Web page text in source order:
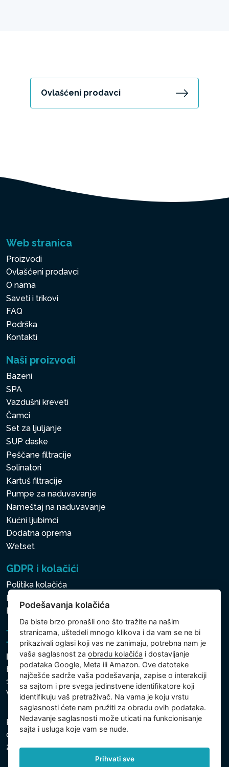
Ovlašćeni prodavci
Web stranica
Proizvodi
Ovlašćeni prodavci
O nama
Saveti i trikovi
FAQ
Podrška
Kontakti
Naši proizvodi
Bazeni
SPA
Vazdušni kreveti
Čamci
Set za ljuljanje
SUP daske
Peščane filtracije
Solinatori
Kartuš filtracije
Pumpe za naduvavanje
Nameštaj na naduvavanje
Kućni ljubimci
Dodatna oprema
Wetset
GDPR i kolačići
Politika kolačića
Politika zaštite ličnih i drugih obrađivanih podataka
Politika kolačića
Intex Trading, s.r.o.
Hradecká 2526/3
130 00 Praha 3
Vinohrady - Česká republika
Kompanija je registrovana u Opštinskom sudu u Pragu,
odeljak C, uložak 74759, Identifikacioni broj kompanije:
26150808, Poreski identifikacioni broj: CZ26150808.
Podešavanja kolačića
Da biste brzo pronašli ono što tražite na našim
stranicama, uštedeli mnogo klikova i da vam se ne bi
prikazivali oglasi koji vas ne zanimaju, potrebna nam je
vaša saglasnost zaobradu kolačića i dostavljanje
podataka Google, Meta ili Amazon. Ove datoteke
najčešće sadrže vaša podešavanja, zapise o interakciji
sa sajtom i pre svega jedinstvene identifikatore koji
identifikuju vaš pretraživač. Na vama je koju vrstu
saglasnosti ćete nam pružiti za obradu ovih podataka.
Nedavanje saglasnosti može uticati na funkcionisanje
sajta i usluga koje vam se nude.
Prihvati sve